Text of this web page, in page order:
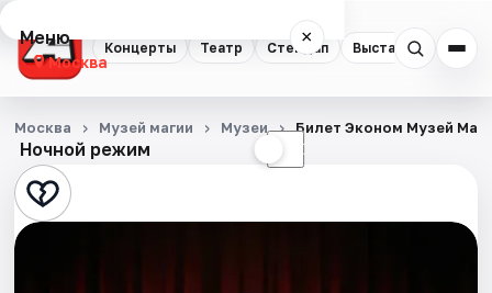
Концерты Театр Стендап Выставки
Меню ×
Москва
Концерты
Театр
Стендап
Ночной режим ☾
Москва Музей магии Музеи Билет Эконом Музей